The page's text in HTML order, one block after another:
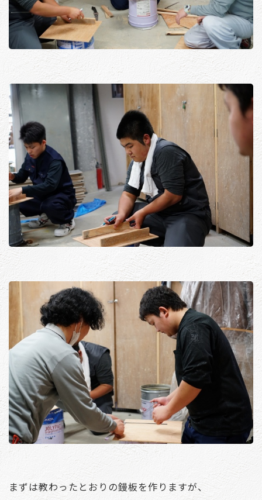
まずは教わったとおりの鏝板を作りますが、